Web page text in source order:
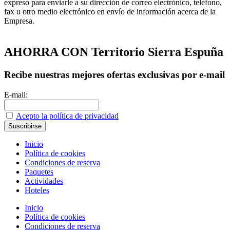
expreso para enviarle a su dirección de correo electrónico, teléfono,
fax u otro medio electrónico en envío de información acerca de la
Empresa.
AHORRA CON Territorio Sierra Espuña
Recibe nuestras mejores ofertas exclusivas por e-mail
E-mail:
Acepto la política de privacidad
Inicio
Política de cookies
Condiciones de reserva
Paquetes
Actividades
Hoteles
Inicio
Política de cookies
Condiciones de reserva